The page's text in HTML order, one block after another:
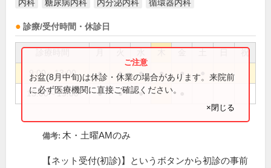
内科 糖尿病内科 内分泌内科 循環器内科
診療/受付時間・休診日
祝
9:00～13:00 ● ● ● ● ●
15:00～19:00 ● ● ●
お盆(8月中旬)は休診・休業の場合があります。来院前
に必ず医療機関に直接ご確認ください。
×閉じる
備考: 木・土曜AMのみ
【ネット受付(初診)】というボタンから初診の事前